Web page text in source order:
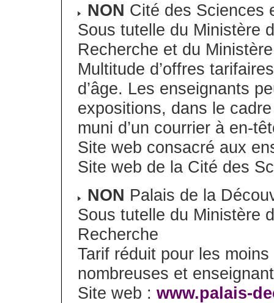
NON Cité des Sciences
Sous tutelle du Ministère
Recherche et du
Multitude d’offres
d’âge. Les enseignants
expositions, dans le
muni d’un courrier à en-
Site web consacré aux
Site web de la Cité des
NON Palais de la
Sous tutelle du Ministère
Recherche
Tarif réduit pour les
nombreuses et
Site web : www.palais-